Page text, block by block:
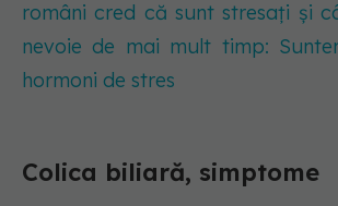
români cred că sunt stresați și
nevoie de mai mult timp:
hormoni de stres
Colica biliară, simptome